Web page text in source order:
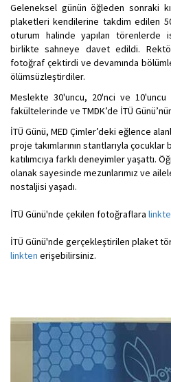
Geleneksel günün öğleden sonraki
plaketleri kendilerine takdim edilen
oturum halinde yapılan törenlerde
birlikte sahneye davet edildi.
fotoğraf çektirdi ve devamında
ölümsüzleştirdiler.
Meslekte 30'uncu, 20'nci ve 10'uncu
fakültelerinde ve TMDK’de İTÜ
İTÜ Günü, MED Çimler’deki eğlence
proje takımlarının stantlarıyla
katılımcıya farklı deneyimler yaşattı.
olanak sayesinde mezunlarımız ve
nostaljisi yaşadı.
İTÜ Günü'nde çekilen fotoğraflara
İTÜ Günü'nde gerçekleştirilen plaket
linkten erişebilirsiniz.